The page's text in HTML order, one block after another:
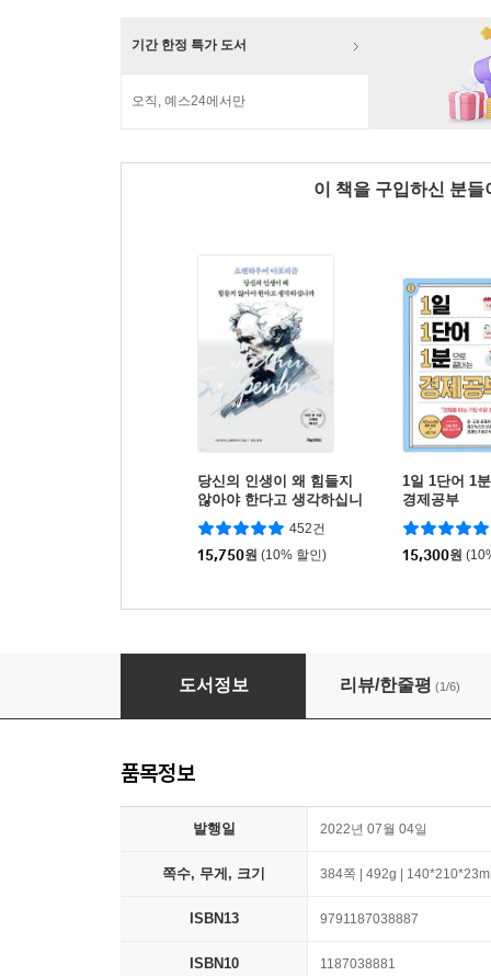
기간 한정 특가 도서
오직, 예스24에서만
이 책을 구입하신 분
당신의 인생이 왜 힘들지
않아야 한다고 생각하십니
까
452건
15,750원 (10% 할인)
1일 1단어 1
경제공부
15,300원
풍요의 시대, 무엇이 가난인가
도서정보 리뷰/한줄평 (1/6)
품목정보
발행일 2022년 07월 04일
쪽수, 무게, 크기 384쪽 | 492g |
ISBN13 9791187038887
ISBN10 1187038881